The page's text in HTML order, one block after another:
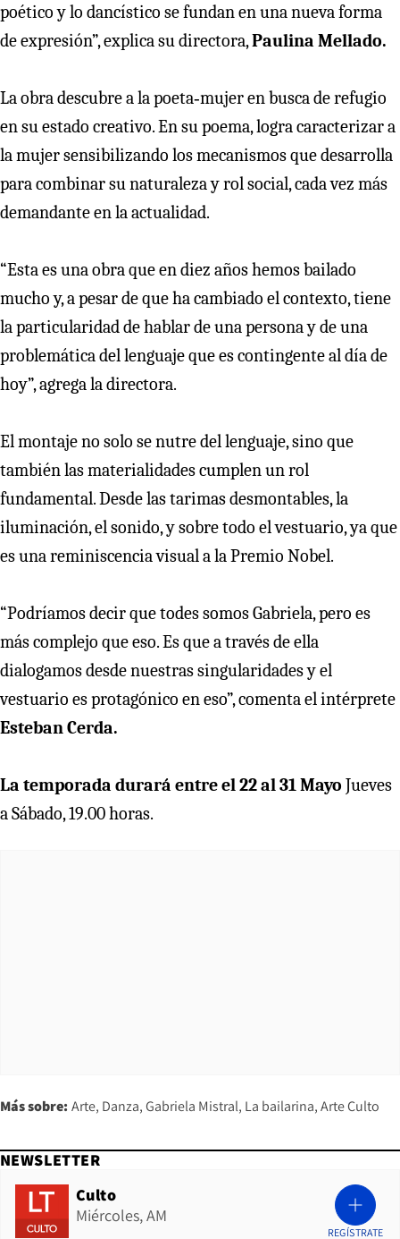
poético y lo dancístico se fundan en una nueva forma
de expresión”, explica su directora,Paulina Mellado.
La obra descubre a la poeta‐mujer en busca de refugio
en su estado creativo. En su poema, logra caracterizar a
la mujer sensibilizando los mecanismos que desarrolla
para combinar su naturaleza y rol social, cada vez más
demandante en la actualidad.
“Esta es una obra que en diez años hemos bailado
mucho y, a pesar de que ha cambiado el contexto, tiene
la particularidad de hablar de una persona y de una
problemática del lenguaje que es contingente al día de
hoy”, agrega la directora.
El montaje no solo se nutre del lenguaje, sino que
también las materialidades cumplen un rol
fundamental. Desde las tarimas desmontables, la
iluminación, el sonido, y sobre todo el vestuario, ya que
es una reminiscencia visual a la Premio Nobel.
“Podríamos decir que todes somos Gabriela, pero es
más complejo que eso. Es que a través de ella
dialogamos desde nuestras singularidades y el
vestuario es protagónico en eso”, comenta el intérprete
Esteban Cerda.
La temporada durará entre el 22 al 31 Mayo Jueves
a Sábado, 19.00 horas.
Más sobre: Arte Danza Gabriela Mistral La bailarina Arte Culto
NEWSLETTER
Culto
Miércoles, AM
REGÍSTRATE